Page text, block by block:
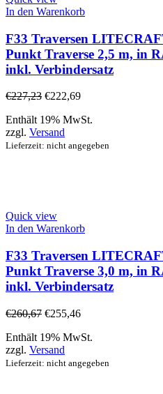
In den Warenkorb
F33 Traversen
Punkt Traverse 2,5 m, in
inkl. Verbindersatz
€227,23 €222,69
Enthält 19% MwSt.
zzgl. Versand
Lieferzeit: nicht angegeben
Quick view
In den Warenkorb
F33 Traversen
Punkt Traverse 3,0 m, in
inkl. Verbindersatz
€260,67 €255,46
Enthält 19% MwSt.
zzgl. Versand
Lieferzeit: nicht angegeben